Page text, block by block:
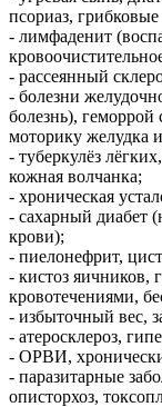
псориаз,
- лимфаденит
- рассеянный
- болезни
болезнь), геморрой
моторику желудка
- туберкулёз
кожная волчанка;
- хроническая
- сахарный диабет
крови);
- пиелонефрит,
- кистоз яичников,
кровотечениями,
- избыточный вес,
- атеросклероз,
- ОРВИ,
- паразитарные
описторхоз,